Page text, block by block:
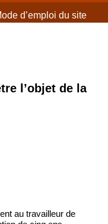
d’emploi du site
l’objet de la
au travailleur de